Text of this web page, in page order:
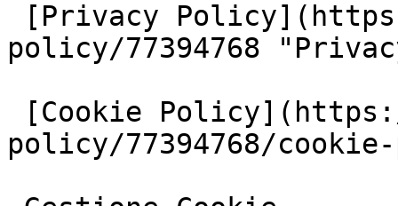
policy/77394768
policy/77394768/